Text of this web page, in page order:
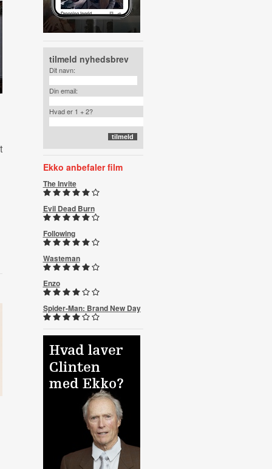
tilmeld nyhedsbrev
Dit navn:
Din email:
Hvad er 1 + 2?
Ekko anbefaler film
The Invite
Evil Dead Burn
Following
Wasteman
Enzo
Spider-Man: Brand New Day